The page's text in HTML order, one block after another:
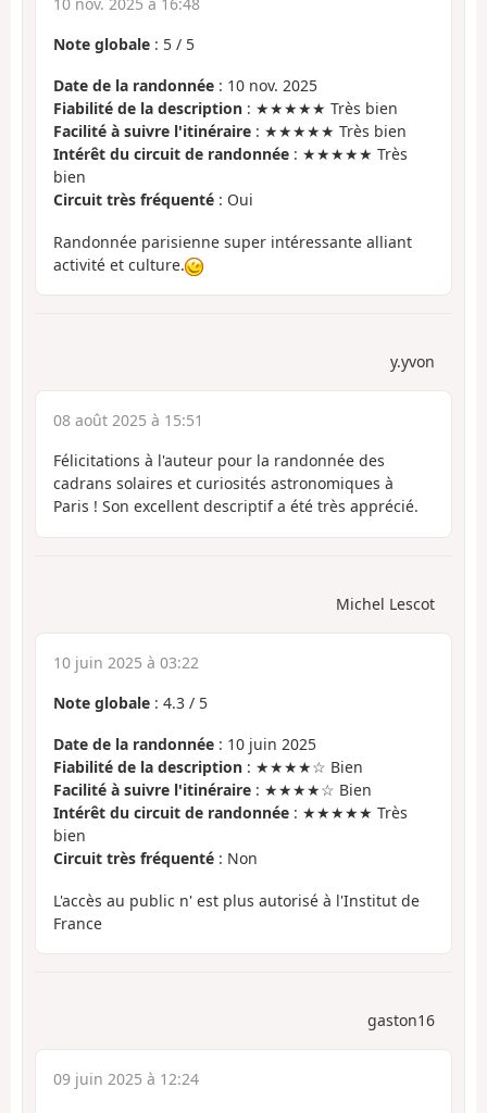
Note globale : 5 / 5
Date de la randonnée : 10 nov. 2025
Fiabilité de la description : ★★★★★ Très bien
Facilité à suivre l'itinéraire : ★★★★★ Très bien
Intérêt du circuit de randonnée : ★★★★★ Très
bien
Circuit très fréquenté : Oui
Randonnée parisienne super intéressante alliant
activité et culture.
y.yvon
08 août 2025 à 15:51
Félicitations à l'auteur pour la randonnée des
cadrans solaires et curiosités astronomiques à
Paris ! Son excellent descriptif a été très apprécié.
Michel Lescot
10 juin 2025 à 03:22
Note globale : 4.3 / 5
Date de la randonnée : 10 juin 2025
Fiabilité de la description : ★★★★☆ Bien
Facilité à suivre l'itinéraire : ★★★★☆ Bien
Intérêt du circuit de randonnée : ★★★★★ Très
bien
Circuit très fréquenté : Non
L'accès au public n' est plus autorisé à l'Institut de
France
gaston16
09 juin 2025 à 12:24